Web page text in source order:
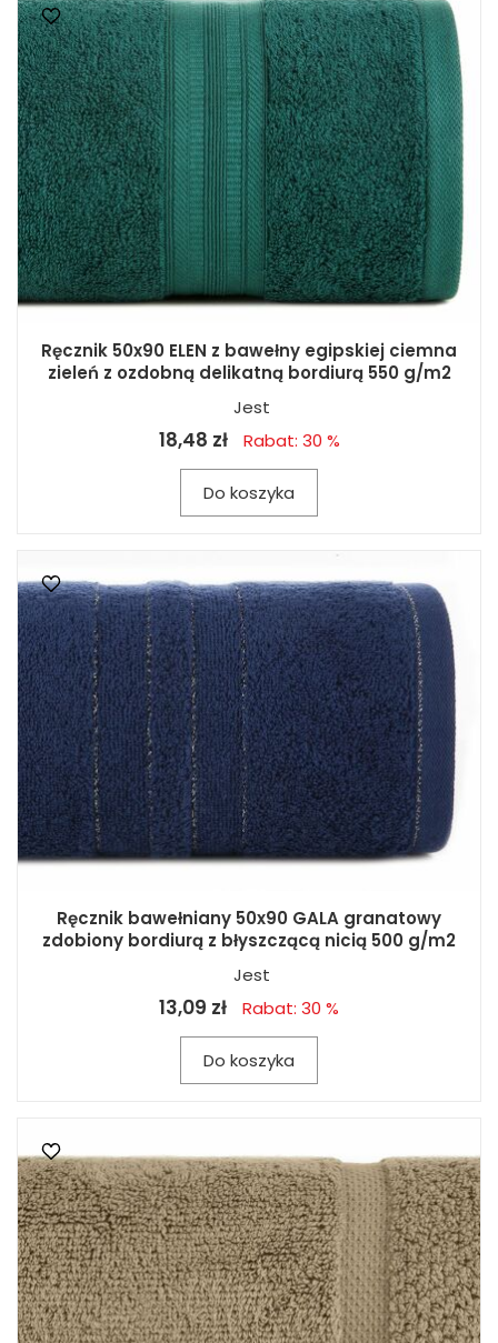
Ręcznik 50x90 ELEN z bawełny egipskiej ciemna
zieleń z ozdobną delikatną bordiurą 550 g/m2
Jest
18,48 zł Rabat: 30 %
Do koszyka
Ręcznik bawełniany 50x90 GALA granatowy
zdobiony bordiurą z błyszczącą nicią 500 g/m2
Jest
13,09 zł Rabat: 30 %
Do koszyka